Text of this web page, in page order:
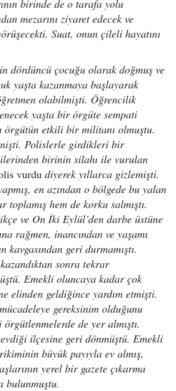
birinde de o tarafa yolu
mezarını ziyaret edecek ve
Suat, onun çileli hayatını
çocuğu olarak doğmuş ve
yaşta kazanmaya başlayarak
olabilmişti. Öğrencilik
yaşta bir örgüte sempati
örgütün etkili bir militanı olmuştu.
Polislerle girdikleri bir
birinin silahı ile vurulan
vurdu diyerek yıllarca gizlemişti.
en azından o bölgede bu yalan
toplamış hem de korku salmıştı.
ve On İki Eylül’den darbe üstüne
rağmen, inancından ve yaşamı
kavgasından geri durmamıştı.
sonra tekrar
Emekli oluncaya kadar çok
elinden geldiğince yardım etmişti.
gereksinim olduğunu
de yer almıştı.
ilçesine geri dönmüştü. Emekli
büyük payıyla ev almış,
yerel bir gazete çıkarma
bulunmuştu.